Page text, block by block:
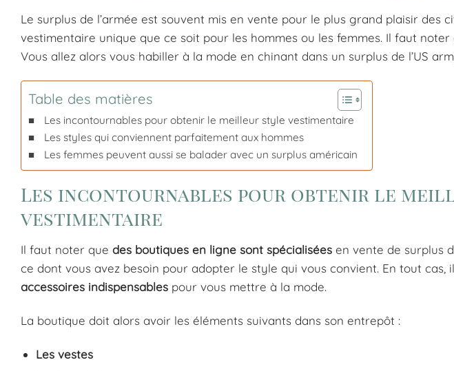
Le surplus de l’armée est souvent mis en vente pour le plus grand plaisir des
vestimentaire unique que ce soit pour les hommes ou les femmes. Il faut
Vous allez alors vous habiller à la mode en chinant dans un surplus de l’US
Table des matières
Les incontournables pour obtenir le meilleur style vestimentaire
Les styles qui conviennent parfaitement aux hommes
Les femmes peuvent aussi se balader avec un surplus américain
Les incontournables pour obtenir le
vestimentaire
Il faut noter que des boutiques en ligne sont spécialisées en vente de surplus
ce dont vous avez besoin pour adopter le style qui vous convient. En tout cas,
accessoires indispensables pour vous mettre à la mode.
La boutique doit alors avoir les éléments suivants dans son entrepôt :
Les vestes